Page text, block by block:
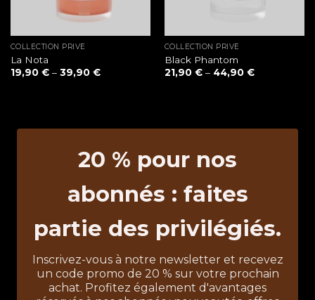
COLLECTION PRIVÉ
La Nota
19,90 €– 39,90 €
COLLECTION PRIVÉ
Black Phantom
21,90 €– 44,90 €
20 % pour nos
abonnés : faites
partie des privilégiés.
Inscrivez-vous à notre newsletter et recevez
un code promo de 20 % sur votre prochain
achat. Profitez également d'avantages